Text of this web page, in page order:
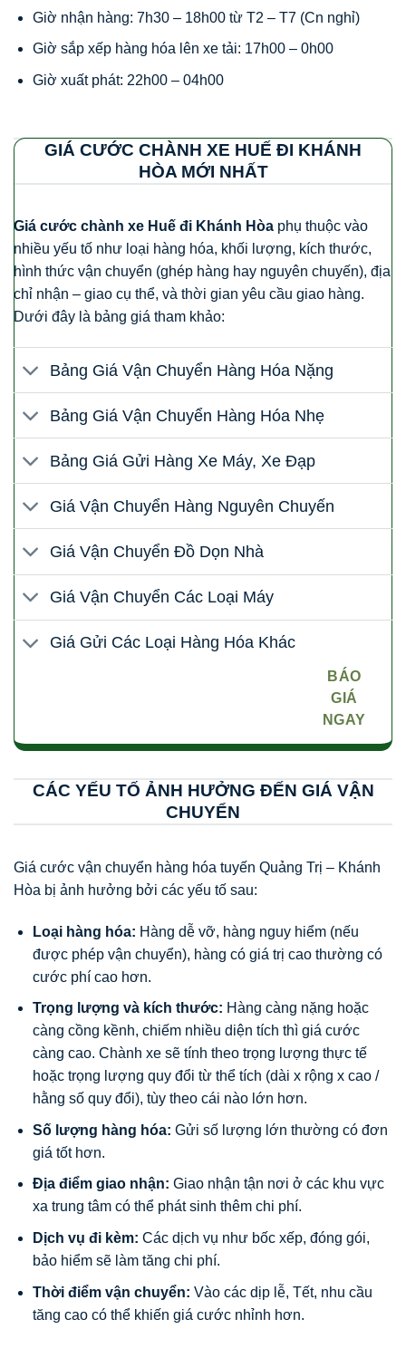
Giờ nhận hàng: 7h30 – 18h00 từ T2 – T7 (Cn nghỉ)
Giờ sắp xếp hàng hóa lên xe tải: 17h00 – 0h00
Giờ xuất phát: 22h00 – 04h00
GIÁ CƯỚC CHÀNH XE HUẾ ĐI KHÁNH
HÒA MỚI NHẤT
Giá cước chành xe Huế đi Khánh Hòa phụ thuộc vào
nhiều yếu tố như loại hàng hóa, khối lượng, kích thước,
hình thức vận chuyển (ghép hàng hay nguyên chuyến), địa
chỉ nhận – giao cụ thể, và thời gian yêu cầu giao hàng.
Dưới đây là bảng giá tham khảo:
Bảng Giá Vận Chuyển Hàng Hóa Nặng
Bảng Giá Vận Chuyển Hàng Hóa Nhẹ
Bảng Giá Gửi Hàng Xe Máy, Xe Đạp
Giá Vận Chuyển Hàng Nguyên Chuyến
Giá Vận Chuyển Đồ Dọn Nhà
Giá Vận Chuyển Các Loại Máy
Giá Gửi Các Loại Hàng Hóa Khác
BÁO
GIÁ
NGAY
CÁC YẾU TỐ ẢNH HƯỞNG ĐẾN GIÁ VẬN
CHUYỂN
Giá cước vận chuyển hàng hóa tuyến Quảng Trị – Khánh
Hòa bị ảnh hưởng bởi các yếu tố sau:
Loại hàng hóa: Hàng dễ vỡ, hàng nguy hiểm (nếu
được phép vận chuyển), hàng có giá trị cao thường có
cước phí cao hơn.
Trọng lượng và kích thước: Hàng càng nặng hoặc
càng cồng kềnh, chiếm nhiều diện tích thì giá cước
càng cao. Chành xe sẽ tính theo trọng lượng thực tế
hoặc trọng lượng quy đổi từ thể tích (dài x rộng x cao /
hằng số quy đổi), tùy theo cái nào lớn hơn.
Số lượng hàng hóa: Gửi số lượng lớn thường có đơn
giá tốt hơn.
Địa điểm giao nhận: Giao nhận tận nơi ở các khu vực
xa trung tâm có thể phát sinh thêm chi phí.
Dịch vụ đi kèm: Các dịch vụ như bốc xếp, đóng gói,
bảo hiểm sẽ làm tăng chi phí.
Thời điểm vận chuyển: Vào các dịp lễ, Tết, nhu cầu
tăng cao có thể khiến giá cước nhỉnh hơn.